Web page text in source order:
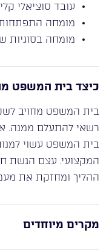
עובד סוציאלי
מומחה
מומחה בסוגיות
כיצד בית המשפט
בית המשפט מחויב
רשאי להתעלם ממנה.
בית המשפט עשוי
המקצועי. עצם הגשת
ההליך ומחזקת את
מקרים מיוחדים